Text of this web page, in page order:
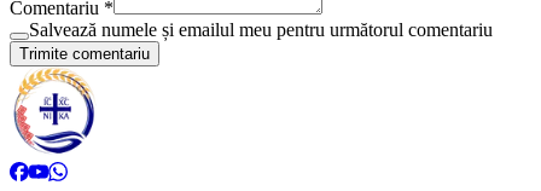
Comentariu *
Salvează numele și emailul meu pentru următorul comentariu
Trimite comentariu